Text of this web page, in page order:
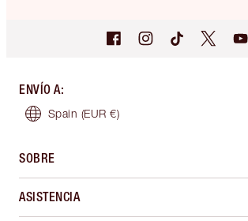
ENVÍO A:
Spain (EUR €)
SOBRE
ASISTENCIA